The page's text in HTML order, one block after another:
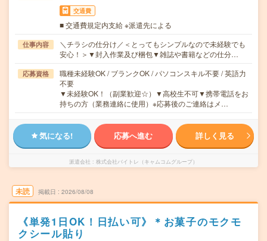
交通費
■ 交通費規定内支給 ※派遣先による
仕事内容
＼チラシの仕分け／＜とってもシンプルなので未経験でも
安心！＞▼封入作業及び梱包▼雑誌や書籍などの仕分…
応募資格
職種未経験OK / ブランクOK / パソコンスキル不要 / 英語力
不要
▼未経験OK！（副業歓迎☆）▼高校生不可▼携帯電話をお
持ちの方（業務連絡に使用）※応募後のご連絡はメ…
気になる! 応募へ進む 詳しく見る
派遣会社 株式会社バイトレ（キャムコムグループ）
未読 掲載日 2026/08/08
《単発1日OK！日払い可》＊お菓子のモクモ
クシール貼り